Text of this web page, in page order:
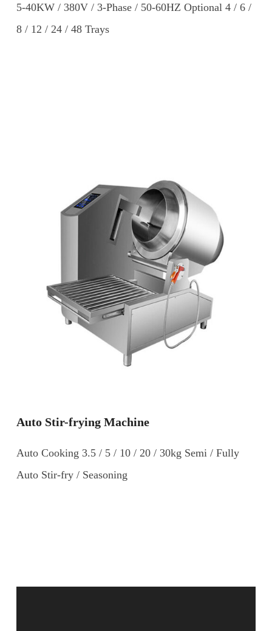
5-40KW / 380V / 3-Phase / 50-60HZ Optional 4 / 6 /
8 / 12 / 24 / 48 Trays
Auto Stir-frying Machine
Auto Cooking 3.5 / 5 / 10 / 20 / 30kg Semi / Fully
Auto Stir-fry / Seasoning